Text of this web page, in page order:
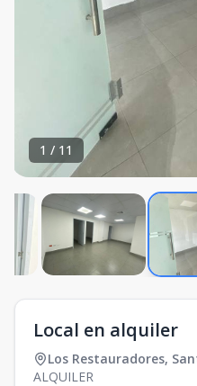
1 / 11
Local en alquiler
Los Restauradores,
ALQUILER